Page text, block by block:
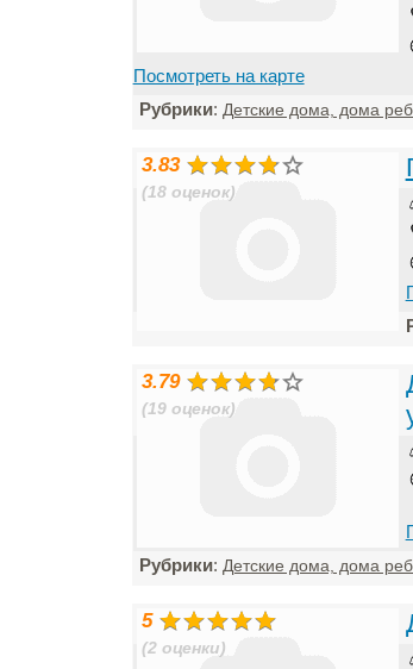
Посмотреть на карте
Рубрики: Детские дома, дома
3.83
(18 оценок)
3.79
(19 оценок)
Рубрики: Детские дома, дома
5
(2 оценки)